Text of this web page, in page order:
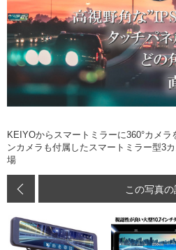
KEIYOからスマートミラーに360°カメ
ンカメラも付属したスマートミラー型3
場
この写真